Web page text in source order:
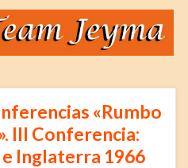
«Rumbo
III Conferencia:
Inglaterra 1966